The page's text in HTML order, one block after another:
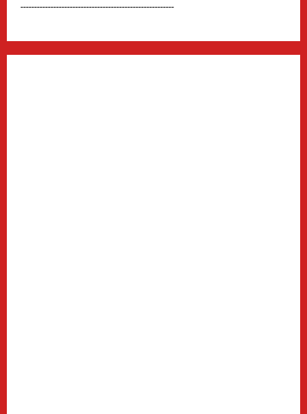
--------------------------------------------------------